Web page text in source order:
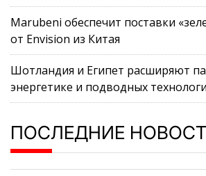
Marubeni обеспечит поставки
от Envision из Китая
Шотландия и Египет расширяют
энергетике и подводных
ПОСЛЕДНИЕ